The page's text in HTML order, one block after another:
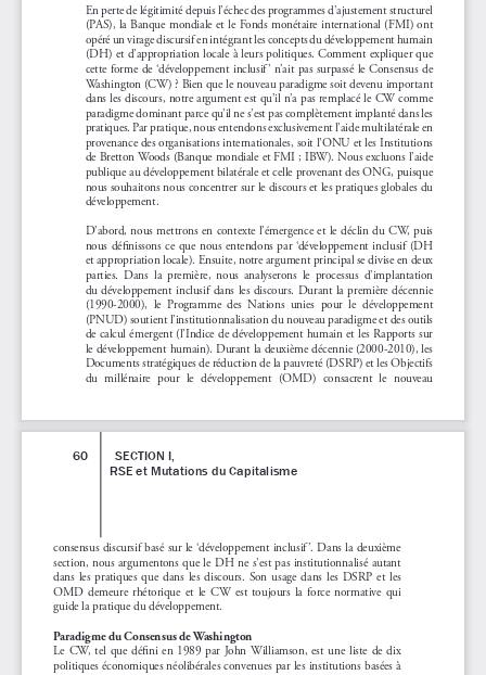
En perte de légitimité depuis l’échec des programmes d’ajustement structurel
(PAS), la Banque mondiale et le Fonds monétaire international (FMI) ont
opéré un virage discursif en intégrant les concepts du développement humain
(DH) et d’appropriation locale à leurs politiques. Comment expliquer que
cette forme de ‘développement inclusif ’ n’ait pas surpassé le Consensus de
Washington (CW) ? Bien que le nouveau paradigme soit devenu important
dans les discours, notre argument est qu’il n’a pas remplacé le CW comme
paradigme dominant parce qu’il ne s’est pas complètement implanté dans les
pratiques. Par pratique, nous entendons exclusivement l’aide multilatérale en
provenance des organisations internationales, soit l’ONU et les Institutions
de Bretton Woods (Banque mondiale et FMI ; IBW). Nous excluons l’aide
publique au développement bilatérale et celle provenant des ONG, puisque
nous souhaitons nous concentrer sur le discours et les pratiques globales du
développement.
D’abord, nous mettrons en contexte l’émergence et le déclin du CW, puis
nous  définissons  ce  que  nous  entendons  par  ‘développement  inclusif  (DH
et appropriation locale). Ensuite, notre argument principal se divise en deux
parties.  Dans  la  première,  nous  analyserons  le  processus  d’implantation
du  développement  inclusif  dans  les  discours.  Durant  la  première  décennie
(1990-2000),  le  Programme  des  Nations  unies  pour  le  développement
(PNUD) soutient l’institutionnalisation du nouveau paradigme et des outils
de calcul émergent (l’Indice de développement humain et les Rapports sur
le développement humain). Durant la deuxième décennie (2000-2010), les
Documents stratégiques de réduction de la pauvreté (DSRP) et les Objectifs
du  millénaire  pour  le  développement  (OMD)  consacrent  le  nouveau
60        SECTION I,
RSE et Mutations du Capitalisme
consensus discursif basé sur le ‘développement inclusif ’. Dans la deuxième
section, nous argumentons que le DH ne s’est pas institutionnalisé autant
dans  les  pratiques  que  dans  les  discours.  Son  usage  dans  les  DSRP  et  les
OMD  demeure  rhétorique  et  le  CW  est  toujours  la  force  normative  qui
guide la pratique du développement.
Paradigme du Consensus de Washington
Le  CW,  tel  que  défini  en  1989  par  John  Williamson,  est  une  liste  de  dix
politiques économiques néolibérales convenues par les institutions basées à